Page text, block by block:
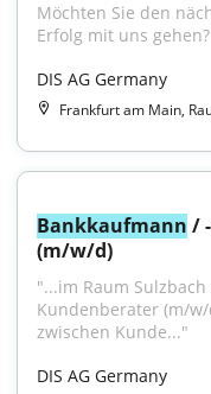
Möchten Sie den
Erfolg mit uns
DIS AG Germany
Frankfurt am Main,
Bankkaufmann /
(m/w/d)
"...im Raum
Kundenberater (m/
zwischen Kunde..."
DIS AG Germany